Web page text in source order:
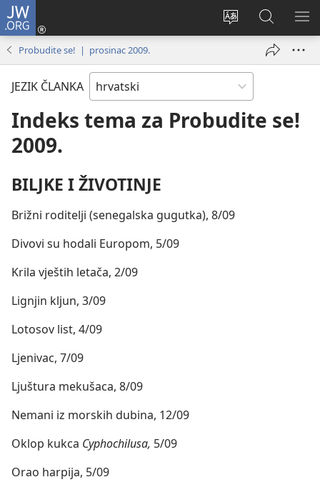
JW.ORG
Promijeni
Prijava
(otvara
prozor)
JW.ORG
|
Pretraga
Probudite se! | prosinac 2009.
JEZIK ČLANKA
Indeks tema za Probudite se!
2009.
BILJKE I ŽIVOTINJE
Brižni roditelji (senegalska gugutka), 8/09
Divovi su hodali Europom, 5/09
Krila vještih letača, 2/09
Lignjin kljun, 3/09
Lotosov list, 4/09
Ljenivac, 7/09
Ljuštura mekušaca, 8/09
Nemani iz morskih dubina, 12/09
Oklop kukca Cyphochilusa, 5/09
Orao harpija, 5/09